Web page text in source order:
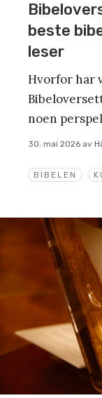
BIBELEN
beste
leser
Hvorfor har
noen
30. mai 2026 av